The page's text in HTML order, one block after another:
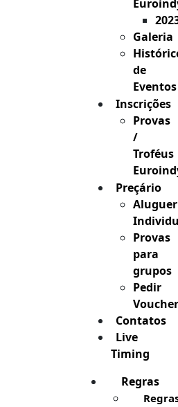
Galeria
de
Eventos
Inscrições
Provas
/
Troféus
Preçário
Aluguer
Provas
para
grupos
Pedir
Voucher
Contatos
Live
Timing
Regras